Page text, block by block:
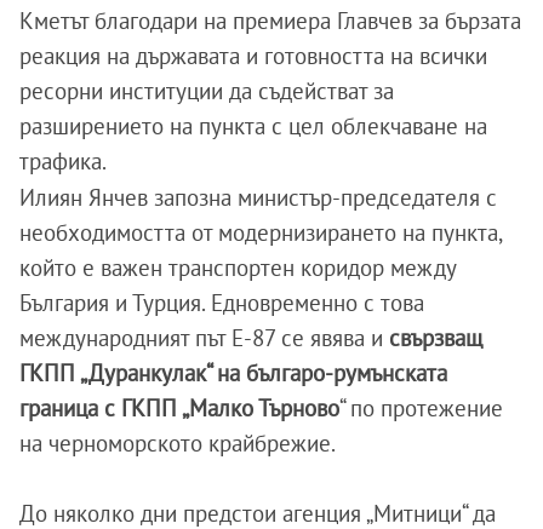
Кметът благодари на премиера Главчев за бързата
реакция на държавата и готовността на всички
ресорни институции да съдействат за
разширението на пункта с цел облекчаване на
трафика.
Илиян Янчев запозна министър-председателя с
необходимостта от модернизирането на пункта,
който е важен транспортен коридор между
България и Турция. Едновременно с това
международният път Е-87 се явява и свързващ
ГКПП „Дуранкулак“ на българо-румънската
граница с ГКПП „Малко Търново“ по протежение
на черноморското крайбрежие.
До няколко дни предстои агенция „Митници“ да